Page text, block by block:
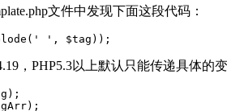
文件中发现下面这段代码：
，PHP5.3以上默认只能传递具体